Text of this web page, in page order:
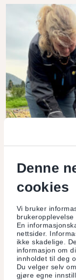
Denne
cookies
Vi bruker
En
nettsider.
ikke skadelige.
informasjon om
innholdet til deg
Du velger selv
gjøre egne
I august 2024
Jordskolen, en
Les mer